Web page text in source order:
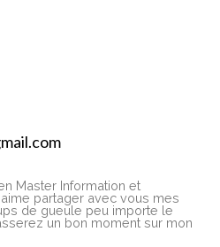
Master Information et
partager avec vous mes
de gueule peu importe le
un bon moment sur mon